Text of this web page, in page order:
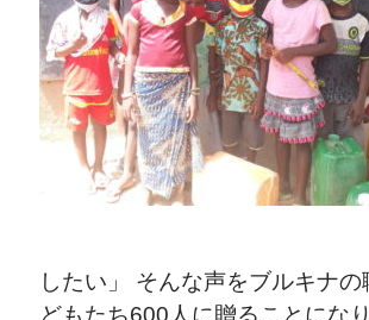
したい」 そんな声をブルキナ
どもたち600人に贈ることに